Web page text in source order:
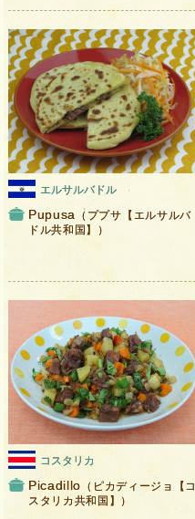
エルサルバドル
Pupusa
（ププサ【エルサルバ
ドル共和国】）
コスタリカ
Picadillo （ピカディージョ【コ
スタリカ共和国】）